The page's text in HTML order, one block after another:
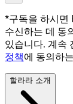
*구독을 하시면
수신하는 데 동
있습니다. 계속
정책에 동의하
할라라 소개